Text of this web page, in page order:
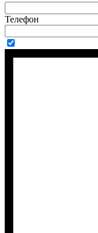
Телефон